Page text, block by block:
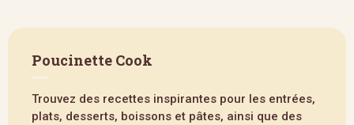
Poucinette Cook
Trouvez des recettes inspirantes pour les entrées,
plats, desserts, boissons et pâtes, ainsi que des